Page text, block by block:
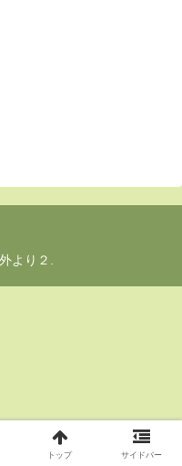
より２.
トップ サイドバー